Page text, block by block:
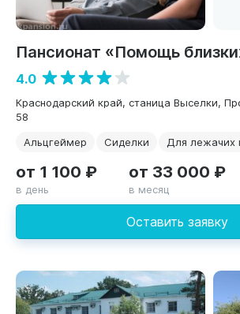
Пансионат «Помощь
4.0
Краснодарский край, станица Выселки,
58
Альцгеймер
Сиделки Для лежачих
Оставить заявку
от 1 100 ₽
в день
от 33 000 ₽
в месяц